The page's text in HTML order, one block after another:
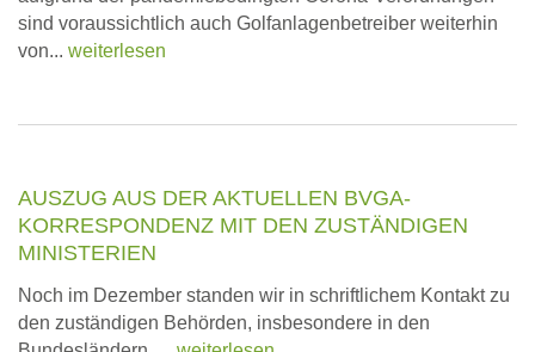
sind voraussichtlich auch Golfanlagenbetreiber weiterhin
von... weiterlesen
AUSZUG AUS DER AKTUELLEN BVGA-
KORRESPONDENZ MIT DEN ZUSTÄNDIGEN
MINISTERIEN
Noch im Dezember standen wir in schriftlichem Kontakt zu
den zuständigen Behörden, insbesondere in den